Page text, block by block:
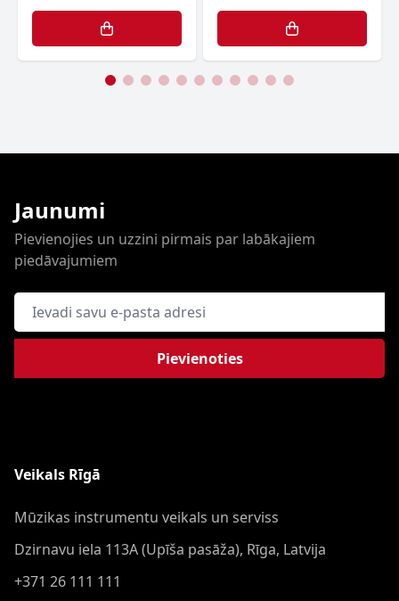
Jaunumi
Pievienojies un uzzini pirmais par labākajiem
piedāvajumiem
E-pasta adrese
Pievienoties
Veikals Rīgā
Mūzikas instrumentu veikals un serviss
Dzirnavu iela 113A (Upīša pasāža), Rīga, Latvija
+371 26 111 111